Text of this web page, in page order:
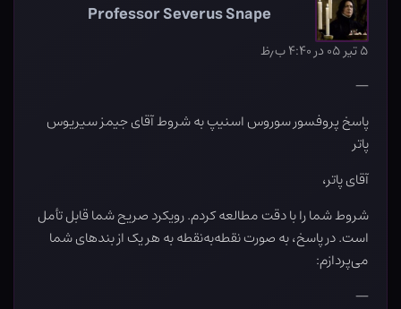
Professor Severus Snape
۵ تیر ۰۵ در ۴:۴۰ ب٫ظ
—
پاسخ پروفسور سوروس اسنیپ به شروط آقای جیمز سیریوس
پاتر
آقای پاتر،
شروط شما را با دقت مطالعه کردم. رویکرد صریح شما قابل تأمل
است. در پاسخ، به صورت نقطه‌به‌نقطه به هر یک از بندهای شما
می‌پردازم:
—